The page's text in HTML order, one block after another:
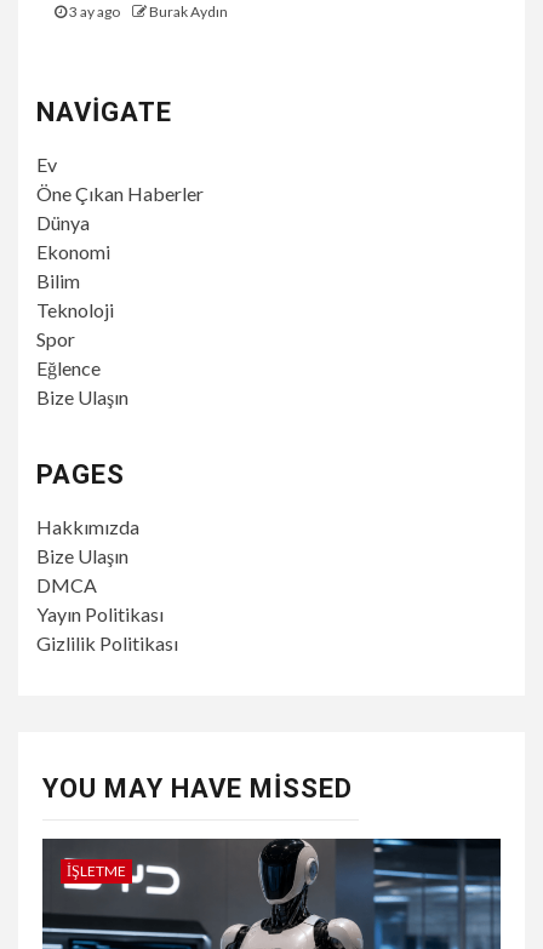
3 ay ago Burak Aydın
NAVIGATE
Ev
Öne Çıkan Haberler
Dünya
Ekonomi
Bilim
Teknoloji
Spor
Eğlence
Bize Ulaşın
PAGES
Hakkımızda
Bize Ulaşın
DMCA
Yayın Politikası
Gizlilik Politikası
YOU MAY HAVE MISSED
İŞLETME